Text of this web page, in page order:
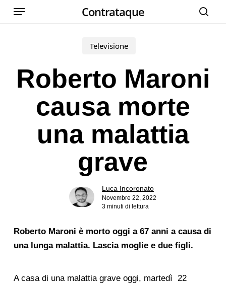
Skip
Contrataque
Menu
Televisione
Roberto Maroni
causa morte
una malattia
grave
Luca Incoronato
Novembre 22, 2022
3 minuti di lettura
Roberto Maroni è morto oggi a 67 anni a causa di
una lunga malattia. Lascia moglie e due figli.
A casa di una malattia grave oggi, martedì 22